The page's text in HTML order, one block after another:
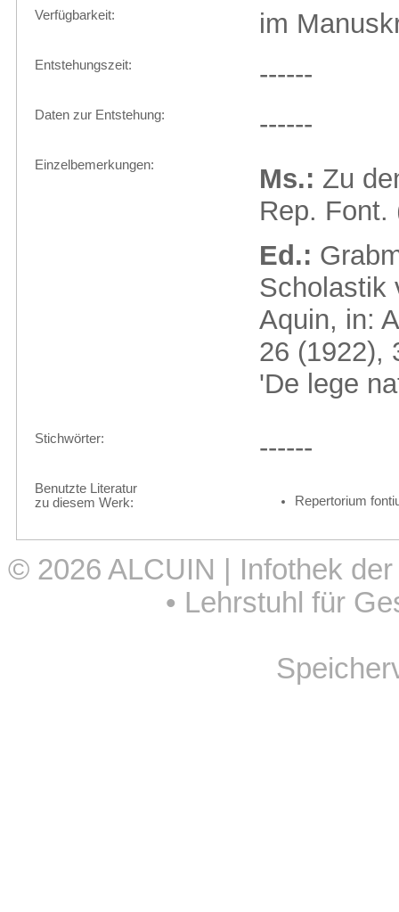
Verfügbarkeit: im
Entstehungszeit: ------
Daten zur Entstehung: ------
Einzelbemerkungen: Ms.: Zu
Rep. Font.
Ed.:
Scholastik
Aquin, in:
26 (1922),
'De lege
Stichwörter: ------
Benutzte Literatur
zu diesem Werk:
Repertorium
© 2026 ALCUIN | Infothek
• Lehrstuhl für